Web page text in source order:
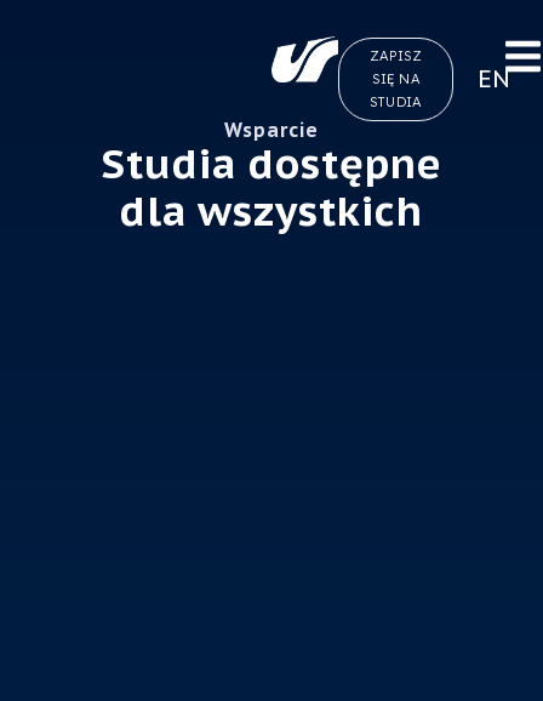
ZAPISZ
SIĘ NA
STUDIA
EN
Wsparcie
Studia dostępne
dla wszystkich